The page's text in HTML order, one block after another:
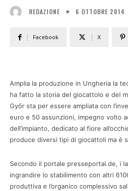
REDAZIONE 6 OTTOBRE 2014
Facebook X
Amplia la produzione in Ungheria la
ha fatto la storia del giocattolo e del
Győr sta per essere ampliata con
euro e 50 assunzioni, impegno volto
dell’impianto, dedicato al fiore
produce diversi tipi di giocattoli ma è
Secondo il portale presseportal.de, i
ingrandire lo stabilimento con altri
produttiva e l’organico complessivo